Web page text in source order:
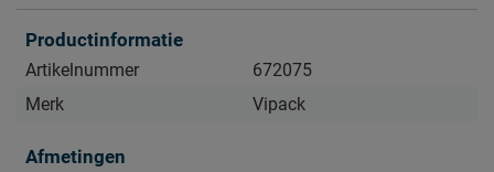
Kijk bij het kopje ‘Goed om te weten’ om alle tips & tricks te
zien.
Productinformatie
Artikelnummer
672075
Merk
Vipack
Afmetingen